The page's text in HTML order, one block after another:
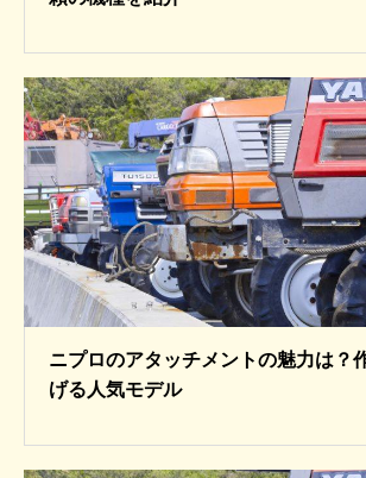
ニプロのアタッチメントの魅力は？
げる人気モデル